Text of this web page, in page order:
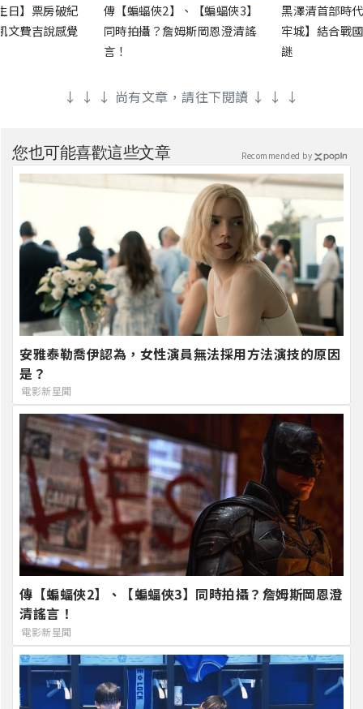
日】票房破紀
文費吉說感覺
傳【蝙蝠俠2】、【蝙蝠俠3】
同時拍攝？詹姆斯岡恩澄清謠
言！
黑澤清首部時
牢城】結合戰
謎
↓ ↓ ↓ 尚有文章，請往下閱讀 ↓ ↓ ↓
您也可能喜歡這些文章
安雅泰勒喬伊認為，女性演員無法採用方法演技的原因
是？
電影新星聞
傳【蝙蝠俠2】、【蝙蝠俠3】同時拍攝？詹姆斯岡恩澄
清謠言！
電影新星聞
Recommended by